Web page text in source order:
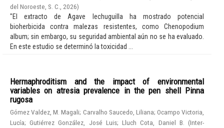
del Noroeste, S. C.
2026)
"El extracto de Agave lechuguilla ha mostrado potencial
bioherbicida contra malezas resistentes, como Chenopodium
album; sin embargo, su seguridad ambiental aún no se ha evaluado.
En este estudio se determinó la toxicidad ...
Hermaphroditism and the impact of environmental
variables on atresia prevalence in the pen shell Pinna
rugosa
Gómez Valdez, M. Magali; Carvalho Saucedo, Liliana; Ocampo Victoria,
Lucía;Gutiérrez González, José Luis;Lluch Cota, Daniel B. (Inter-